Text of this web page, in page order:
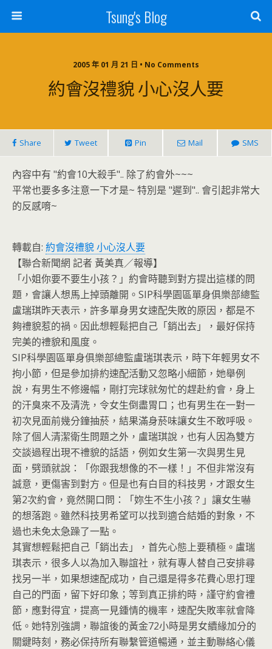
Tsung's Blog
2005 年 01 月 21 日 • No Comments
約會沒禮貌 小心沒人要
Share Tweet Pin Mail SMS
內容中有 "約會10大殺手".. 除了約會外~~~
平常也要多多注意一下才是~ 特別是 "遲到".. 會引起非常大
的反感唷~
轉載自: 約會沒禮貌 小心沒人要
【聯合新聞網 記者 黃美真／報導】
「小姐你要不要生小孩？」約會時聽到對方提出這樣的問
題，會讓人想馬上掉頭離開。SIP科學園區單身俱樂部總監
盧瑞琪昨天表示，許多單身男女速配失敗的原因，都是不
夠禮貌惹的禍。因此想輕鬆把自己「銷出去」，最好保持
完美的禮貌和風度。
SIP科學園區單身俱樂部總監盧瑞琪表示，時下年輕男女不
拘小節，但是參加排約速配活動又忽略小細節，她舉例
說，有男生不修邊幅，剛打完球就匆忙的趕赴約會，身上
的汗臭來不及清洗，令女生倒盡胃口；也有男生在一對一
初次見面前幾分鐘抽菸，結果滿身菸味讓女生不敢呼吸。
除了個人清潔衛生問題之外，盧瑞琪說，也有人因為雙方
交談過程出現不禮貌的話語，例如女生第一次與男生見
面，劈頭就說：「你跟我想像的不一樣！」不但非常沒有
誠意，更傷害到對方。但是也有白目的科技男，才跟女生
第2次約會，竟然開口問：「妳生不生小孩？」讓女生嚇
的想落跑。雖然科技男希望可以找到適合結婚的對象，不
過也未免太急躁了一點。
其實想輕鬆把自己「銷出去」，首先心態上要積極。盧瑞
琪表示，很多人以為加入聯誼社，就有專人替自己安排尋
找另一半，如果想速配成功，自己還是得多花費心思打理
自己的門面，留下好印象；等到真正排約時，謹守約會禮
節，應對得宜，提高一見鍾情的機率，速配失敗率就會降
低。她特別強調，聯誼後的黃金72小時是男女續緣加分的
關鍵時刻，務必保持所有聯繫管道暢通，並主動聯絡心儀